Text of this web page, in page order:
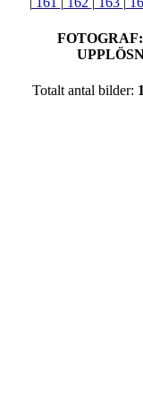
FOTOGRAF:
Totalt antal bilder: